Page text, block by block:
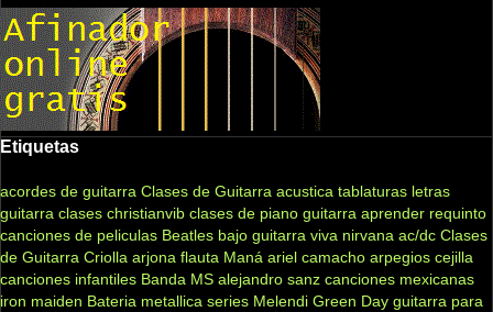
Etiquetas
acordes de guitarra Clases de Guitarra acustica tablaturas letras
guitarra clases christianvib clases de piano guitarra aprender requinto
canciones de peliculas Beatles bajo guitarra viva nirvana ac/dc Clases
de Guitarra Criolla arjona flauta Maná ariel camacho arpegios cejilla
canciones infantiles Banda MS alejandro sanz canciones mexicanas
iron maiden Bateria metallica series Melendi Green Day guitarra para